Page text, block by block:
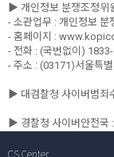
▶ 개인정보 분쟁조정위
- 소관업무 : 개인정보 분
- 홈페이지 :
- 전화 : (국번없이)
- 주소 : (03171)서울특
▶ 대검찰청 사이버범
▶ 경찰청 사이버안전
CS Center